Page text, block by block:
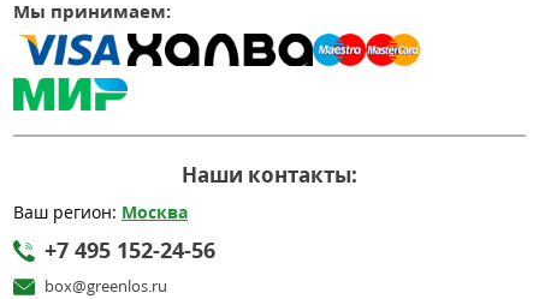
Мы принимаем:
Наши контакты:
Ваш регион: Москва
+7 495 152-24-56
box@greenlos.ru